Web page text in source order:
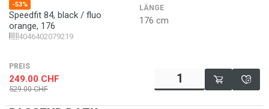
-53%
Speedfit 84, black / fluo
orange, 176
4046402079219
LÄNGE
176 cm
PREIS
249.00 CHF
529.00 CHF